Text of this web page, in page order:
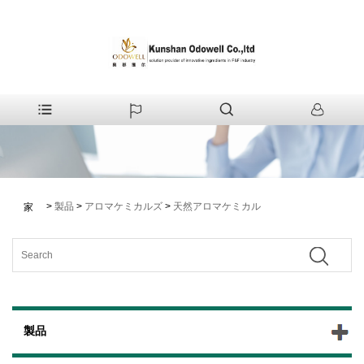
家 > 製品 > アロマケミカルズ > 天然アロマケミカル
製品